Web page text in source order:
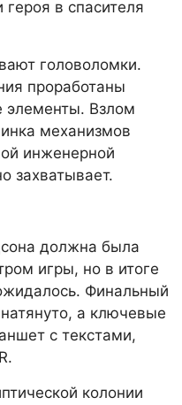
в спасителя
головоломки.
проработаны
Взлом
механизмов
инженерной
захватывает.
должна была
игры, но в итоге
Финальный
а ключевые
с текстами,
колонии